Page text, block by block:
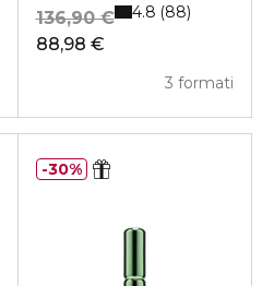
88,98 €
136,90 €
3 formati
4.8 88
30%